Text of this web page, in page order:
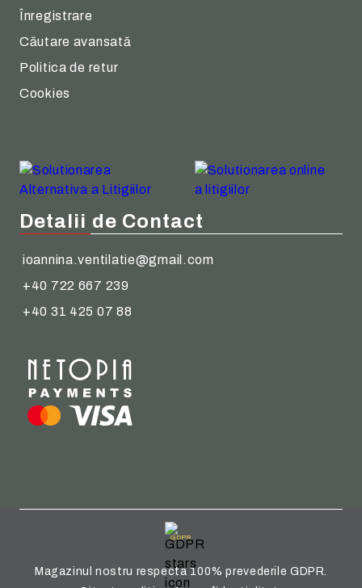
Înregistrare
Căutare avansată
Politica de retur
Cookies
Detalii de Contact
ioannina.ventilatie@gmail.com
+40 722 667 239
+40 31 425 07 88
GDPR
Magazinul nostru respecta 100% prevederile GDPR.